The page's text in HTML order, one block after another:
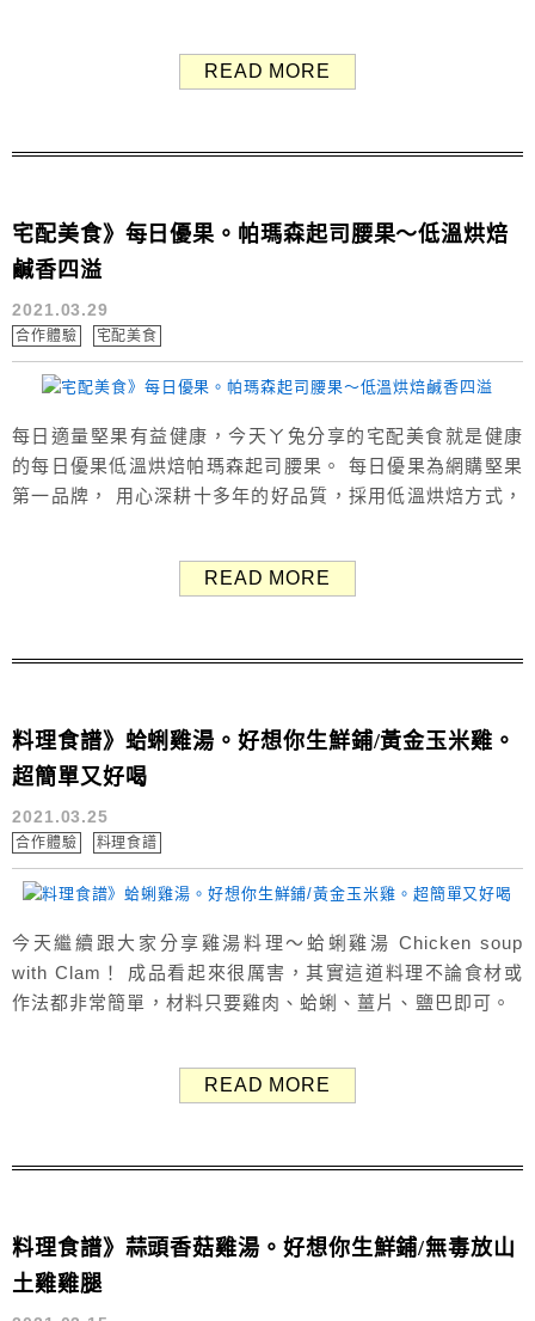
涼拌雞絲 涼拌雞絲材料-2人份 涼拌雞絲的材料很容易取得，
READ MORE
宅配美食》每日優果。帕瑪森起司腰果～低溫烘焙
鹹香四溢
2021.03.29
合作體驗 宅配美食
每日適量堅果有益健康，今天ㄚ兔分享的宅配美食就是健康
的每日優果低溫烘焙帕瑪森起司腰果。 每日優果為網購堅果
第一品牌， 用心深耕十多年的好品質，採用低溫烘焙方式，
100%荷蘭進口的帕瑪森起司做調味，值得一提是十多年堅持
READ MORE
料理食譜》蛤蜊雞湯。好想你生鮮鋪/黃金玉米雞。
超簡單又好喝
2021.03.25
合作體驗 料理食譜
今天繼續跟大家分享雞湯料理～蛤蜊雞湯 Chicken soup
with Clam！ 成品看起來很厲害，其實這道料理不論食材或
作法都非常簡單，材料只要雞肉、蛤蜊、薑片、鹽巴即可。
米長大的雞種，又可稱作珍珠雞，特色是外觀呈金黃色澤，
READ MORE
料理食譜》蒜頭香菇雞湯。好想你生鮮鋪/無毒放山
土雞雞腿